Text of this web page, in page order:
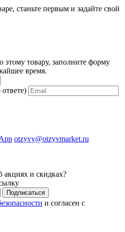
станьте первым и задайте свой
этому товару, заполните форму
время.
otzyvy@otzyvmarket.ru
акциях и скидках?
Подписаться
и согласен с